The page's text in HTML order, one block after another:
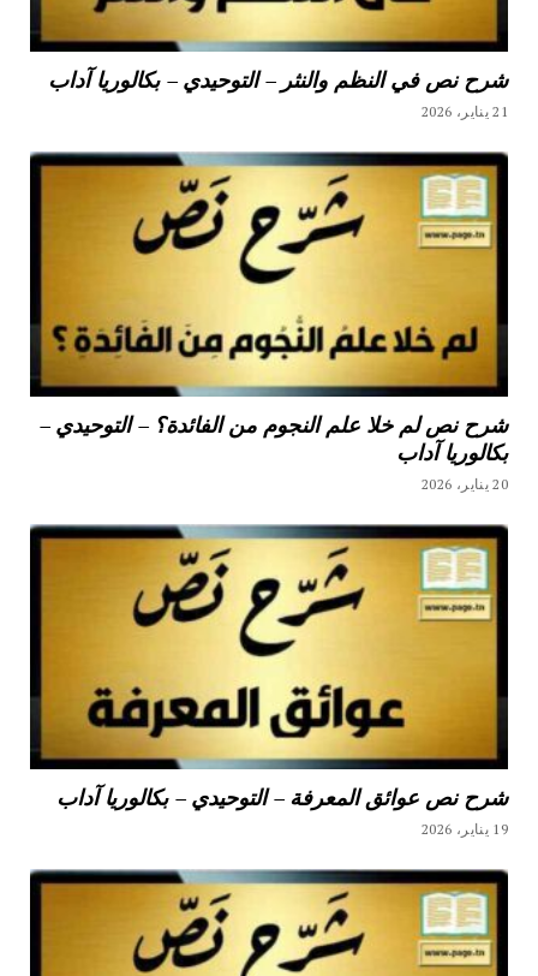
شرح نص في النظم والنثر – التوحيدي – بكالوريا آداب
21 يناير، 2026
شرح نص لم خلا علم النجوم من الفائدة؟ – التوحيدي –
بكالوريا آداب
20 يناير، 2026
شرح نص عوائق المعرفة – التوحيدي – بكالوريا آداب
19 يناير، 2026